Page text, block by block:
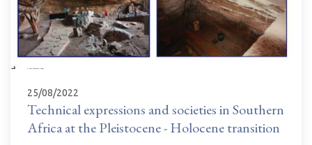
25/08/2022
Technical expressions and societies in Southern
Africa at the Pleistocene - Holocene transition